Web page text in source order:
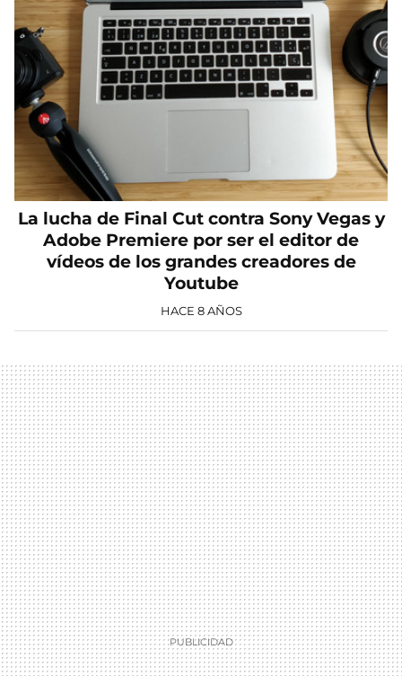
La lucha de Final Cut contra Sony Vegas y
Adobe Premiere por ser el editor de
vídeos de los grandes creadores de
Youtube
HACE 8 AÑOS